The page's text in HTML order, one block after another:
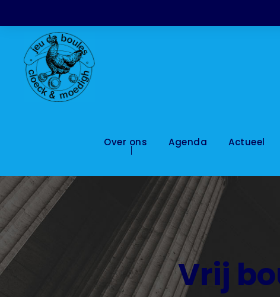
Over ons Agenda Actueel
Vrij